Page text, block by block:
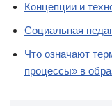
Концепции и
Социальная
Что означают
процессы» в